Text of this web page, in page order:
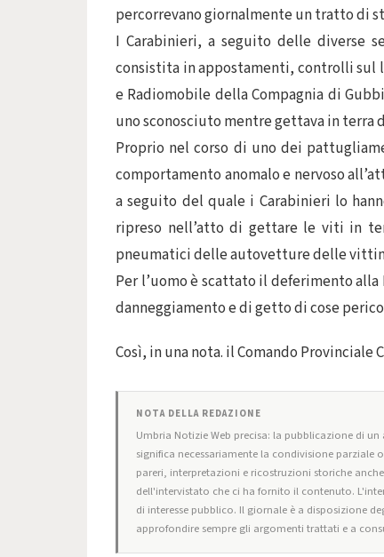
percorrevano giornalmente un tratto di
I Carabinieri, a seguito delle diverse
consistita in appostamenti, controlli sul
e Radiomobile della Compagnia di
uno sconosciuto mentre gettava in terra
Proprio nel corso di uno dei
comportamento anomalo e nervoso
a seguito del quale i Carabinieri lo
ripreso nell’atto di gettare le viti in
pneumatici delle autovetture delle
Per l’uomo è scattato il deferimento
danneggiamento e di getto di cose
Così, in una nota. il Comando Provinciale
NOTA DELLA REDAZIONE
Umbria Notizie Web precisa: la pubblicazione di
significa necessariamente la condivisione parziale
pareri, interpretazioni e ricostruzioni storiche
dell'intervistato che ci ha fornito il contenuto.
di interesse pubblico. Il giornale è a disposizione
approfondire sempre gli argomenti trattati e a